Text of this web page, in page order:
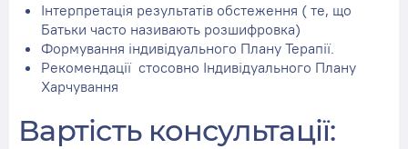
Інтерпретація результатів обстеження ( те, що
Батьки часто називають розшифровка)
Формування індивідуального Плану Терапії.
Рекомендації стосовно Індивідуального Плану
Харчування
Вартість консультації: